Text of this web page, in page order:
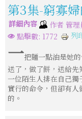
第3集-窮寡
詳細內容 作者 管理
點擊數: 1772
列
一把麵一點油是她
送了，做了餅，送給
一位陌生人排在自己
實行的命令，但卻有
的。